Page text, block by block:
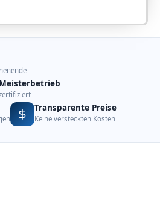
Transparente Preise
Keine versteckten Kosten